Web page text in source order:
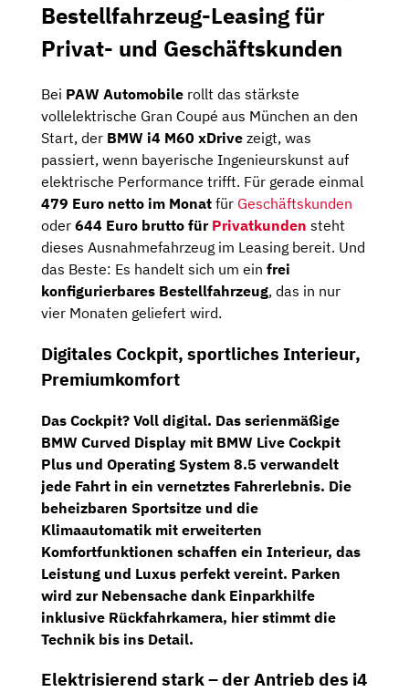
Bestellfahrzeug-Leasing für
Privat- und Geschäftskunden
Bei PAW Automobile rollt das stärkste
vollelektrische Gran Coupé aus München an den
Start, der BMW i4 M60 xDrive zeigt, was
passiert, wenn bayerische Ingenieurskunst auf
elektrische Performance trifft. Für gerade einmal
479 Euro netto im Monat für Geschäftskunden
oder 644 Euro brutto für Privatkunden steht
dieses Ausnahmefahrzeug im Leasing bereit. Und
das Beste: Es handelt sich um ein frei
konfigurierbares Bestellfahrzeug, das in nur
vier Monaten geliefert wird.
Digitales Cockpit, sportliches Interieur,
Premiumkomfort
Das Cockpit? Voll digital. Das serienmäßige
BMW Curved Display mit BMW Live Cockpit
Plus und Operating System 8.5 verwandelt
jede Fahrt in ein vernetztes Fahrerlebnis. Die
beheizbaren Sportsitze und die
Klimaautomatik mit erweiterten
Komfortfunktionen schaffen ein Interieur, das
Leistung und Luxus perfekt vereint. Parken
wird zur Nebensache dank Einparkhilfe
inklusive Rückfahrkamera, hier stimmt die
Technik bis ins Detail.
Elektrisierend stark – der Antrieb des i4